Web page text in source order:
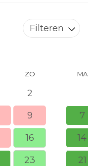
Filteren
ZO
2
9
16
23
MA
7
14
21